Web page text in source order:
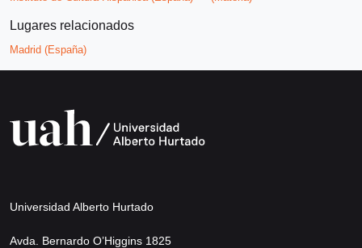
Lugares relacionados
Madrid (España)
Universidad Alberto Hurtado
Avda. Bernardo O’Higgins 1825